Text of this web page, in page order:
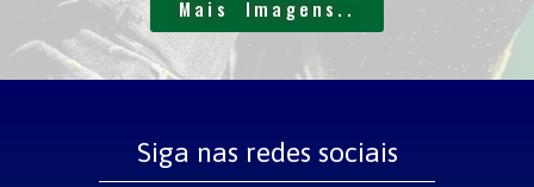
Mais Imagens..
Siga nas redes sociais